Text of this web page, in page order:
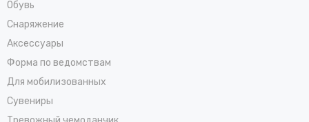
Мультитулы в корпусе складного ножа имеют более скромный
набор инструментов. Обычно их не более десяти-пятнадцати:
это совсем компактные многофункциональные ножи,
маленькие, но при этом весьма полезные.
Как правильно выбрать мультитул?
Обувь
Снаряжение
Аксессуары
Форма по ведомствам
Для мобилизованных
Сувениры